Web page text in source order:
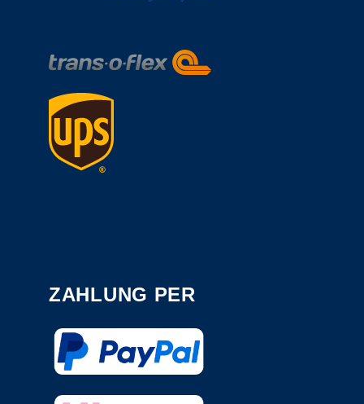
ZAHLUNG PER